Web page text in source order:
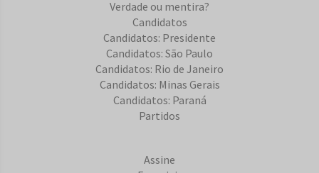
Verdade ou mentira?
Candidatos
Candidatos: Presidente
Candidatos: São Paulo
Candidatos: Rio de Janeiro
Candidatos: Minas Gerais
Candidatos: Paraná
Partidos
Assine